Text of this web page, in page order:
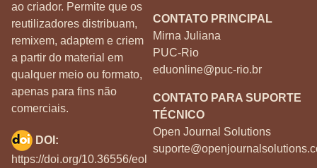
ao criador. Permite que os
reutilizadores distribuam,
remixem, adaptem e criem
a partir do material em
qualquer meio ou formato,
apenas para fins não
comerciais.
CONTATO PRINCIPAL
Mirna Juliana
PUC-Rio
eduonline@puc-rio.br
CONTATO PARA SUPORTE
TÉCNICO
Open Journal Solutions
DOI:
https://doi.org/10.36556/eol